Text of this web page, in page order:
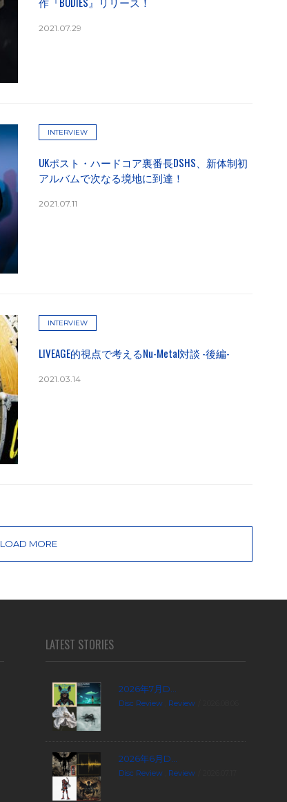
2021.07.29
INTERVIEW
UKポスト・ハードコア裏番長DSHS、新体制初
アルバムで次なる境地に到達！
2021.07.11
INTERVIEW
LIVEAGE的視点で考えるNu-Metal対談 -後編-
2021.03.14
LOAD MORE
LATEST STORIES
2026年7月D...
Disc Review Review
2026年6月D...
Disc Review Review